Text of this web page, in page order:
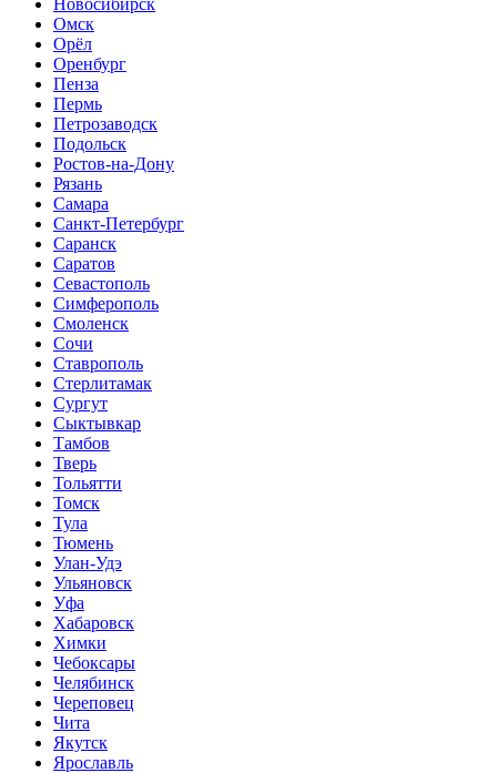
Омск
Орёл
Оренбург
Пенза
Пермь
Петрозаводск
Подольск
Ростов-на-Дону
Рязань
Самара
Санкт-Петербург
Саранск
Саратов
Севастополь
Симферополь
Смоленск
Сочи
Ставрополь
Стерлитамак
Сургут
Сыктывкар
Тамбов
Тверь
Тольятти
Томск
Тула
Тюмень
Улан-Удэ
Ульяновск
Уфа
Хабаровск
Химки
Чебоксары
Челябинск
Череповец
Чита
Якутск
Ярославль